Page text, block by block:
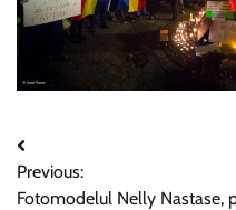
Navigare
în
Previous:
Fotomodelul Nelly Nastase,